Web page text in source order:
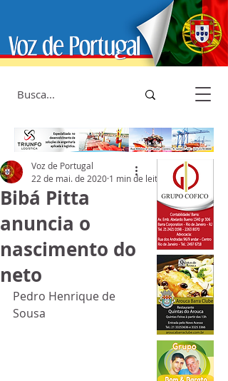
Bibá Pitta
anuncia o
nascimento do
neto
Voz de Portugal
22 de mai. de 2020 1 min de leitura
Pedro Henrique de
Sousa